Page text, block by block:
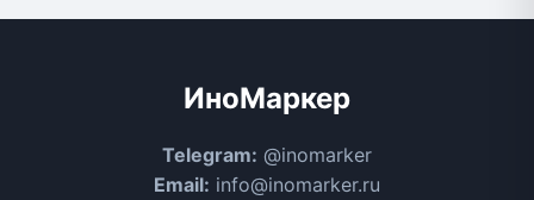
ИноМаркер
Telegram: @inomarker
Email: info@inomarker.ru